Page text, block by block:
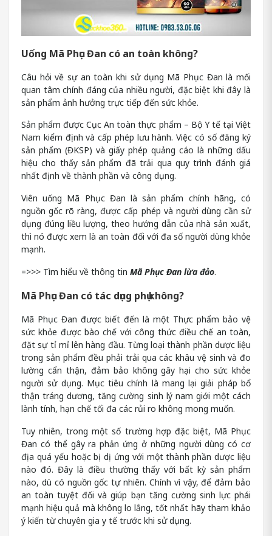
Uống Mã Phục Đan có an toàn không?
Câu hỏi về sự an toàn khi sử dụng Mã Phục Đan là mối
quan tâm chính đáng của nhiều người, đặc biệt khi đây là
sản phẩm ảnh hưởng trực tiếp đến sức khỏe.
Sản phẩm được Cục An toàn thực phẩm – Bộ Y tế tại Việt
Nam kiểm định và cấp phép lưu hành. Việc có số đăng ký
sản phẩm (ĐKSP) và giấy phép quảng cáo là những dấu
hiệu cho thấy sản phẩm đã trải qua quy trình đánh giá
nhất định về thành phần và công dụng.
Viên uống Mã Phục Đan là sản phẩm chính hãng, có
nguồn gốc rõ ràng, được cấp phép và người dùng cần sử
dụng đúng liều lượng, theo hướng dẫn của nhà sản xuất,
thì nó được xem là an toàn đối với đa số người dùng khỏe
mạnh.
=>>> Tìm hiểu về thông tin Mã Phục Đan lừa đảo.
Mã Phục Đan có tác dụng phụ không?
Mã Phục Đan được biết đến là một Thực phẩm bảo vệ
sức khỏe được bào chế với công thức điều chế an toàn,
đặt sự tỉ mỉ lên hàng đầu. Từng loại thành phần dược liệu
trong sản phẩm đều phải trải qua các khâu vệ sinh và đo
lường cẩn thận, đảm bảo không gây hại cho sức khỏe
người sử dụng. Mục tiêu chính là mang lại giải pháp bổ
thận tráng dương, tăng cường sinh lý nam giới một cách
lành tính, hạn chế tối đa các rủi ro không mong muốn.
Tuy nhiên, trong một số trường hợp đặc biệt, Mã Phục
Đan có thể gây ra phản ứng ở những người dùng có cơ
địa quá yếu hoặc bị dị ứng với một thành phần dược liệu
nào đó. Đây là điều thường thấy với bất kỳ sản phẩm
nào, dù có nguồn gốc tự nhiên. Chính vì vậy, để đảm bảo
an toàn tuyệt đối và giúp bạn tăng cường sinh lực phái
mạnh hiệu quả mà không lo lắng, tốt nhất hãy tham khảo
ý kiến từ chuyên gia y tế trước khi sử dụng.